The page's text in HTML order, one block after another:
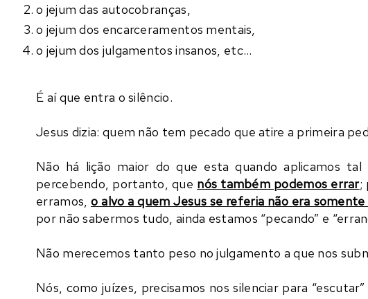
o jejum das autocobranças,
o jejum dos encarceramentos mentais,
o jejum dos julgamentos insanos, etc...
É aí que entra o silêncio.
Jesus dizia: quem não tem pecado que atire a primeira
Não há lição maior do que esta quando aplicamos tal
percebendo, portanto, que nós também podemos errar;
erramos,o alvo a quem Jesus se referia não era
por não sabermos tudo, ainda estamos “pecando” e
Não merecemos tanto peso no julgamento a que nos
Nós, como juízes, precisamos nos silenciar para